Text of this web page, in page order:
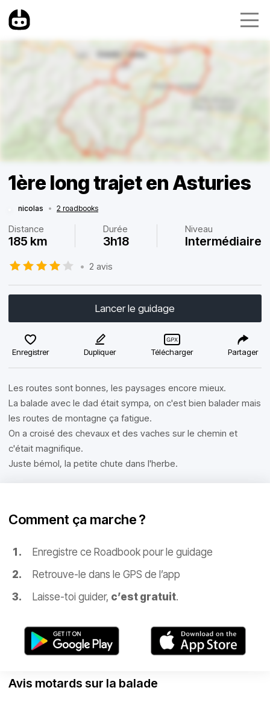
1ère long trajet en Asturies
nicolas • 2 roadbooks
Distance
185 km
Durée
3h18
Niveau
Intermédiaire
• 2 avis
Lancer le guidage
Enregistrer Dupliquer Télécharger Partager
Les routes sont bonnes, les paysages encore mieux.
La balade avec le dad était sympa, on c'est bien balader mais
les routes de montagne ça fatigue.
On a croisé des chevaux et des vaches sur le chemin et
c'était magnifique.
Juste bémol, la petite chute dans l'herbe.
Comment ça marche ?
Enregistre ce Roadbook pour le guidage
Retrouve-le dans le GPS de l’app
Laisse-toi guider, c’est gratuit.
Avis motards sur la balade